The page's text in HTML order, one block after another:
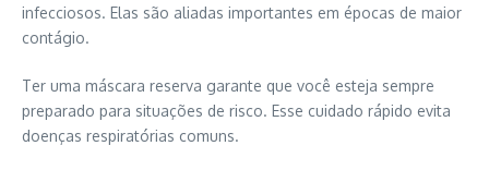
infecciosos. Elas são aliadas importantes em épocas de maior
contágio.
Ter uma máscara reserva garante que você esteja sempre
preparado para situações de risco. Esse cuidado rápido evita
doenças respiratórias comuns.